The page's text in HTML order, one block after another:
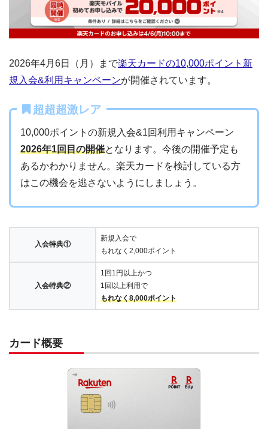
2026年4月6日（月）まで楽天カードの10,000ポイント新
規入会&利用キャンペーンが開催されています。
超超超激レア
10,000ポイントの新規入会&1回利用キャンペーン
2026年1回目の開催となります。今後の開催予定も
あるかわかりません。楽天カードを検討している方
はこの機会を逃さないようにしましょう。
入会特典①
新規入会で
もれなく2,000ポイント
入会特典②
1回1円以上かつ
1回以上利用で
もれなく8,000ポイント
カード概要